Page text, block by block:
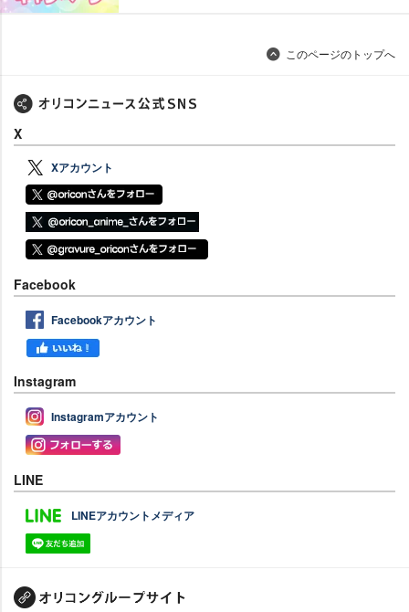
このページのトップへ
X
Xアカウント
Facebook
Facebookアカウント
Instagram
Instagramアカウント
LINE
LINEアカウントメディア